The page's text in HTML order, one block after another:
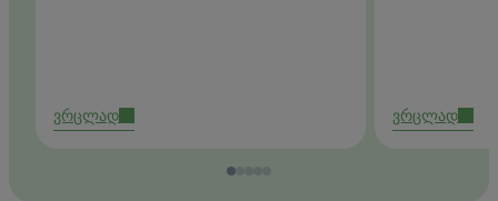
ვრცლად ვრცლად